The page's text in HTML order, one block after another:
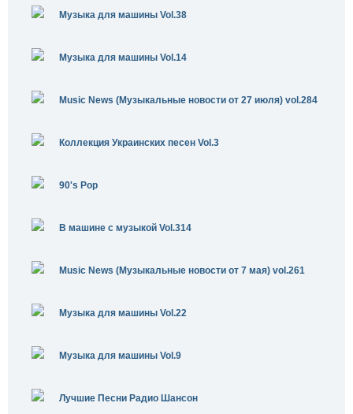
Музыка для машины Vol.38
Музыка для машины Vol.14
Music News (Музыкальные новости от 27 июля) vol.284
Коллекция Украинских песен Vol.3
90's Pop
В машине с музыкой Vol.314
Music News (Музыкальные новости от 7 мая) vol.261
Музыка для машины Vol.22
Музыка для машины Vol.9
Лучшие Песни Радио Шансон